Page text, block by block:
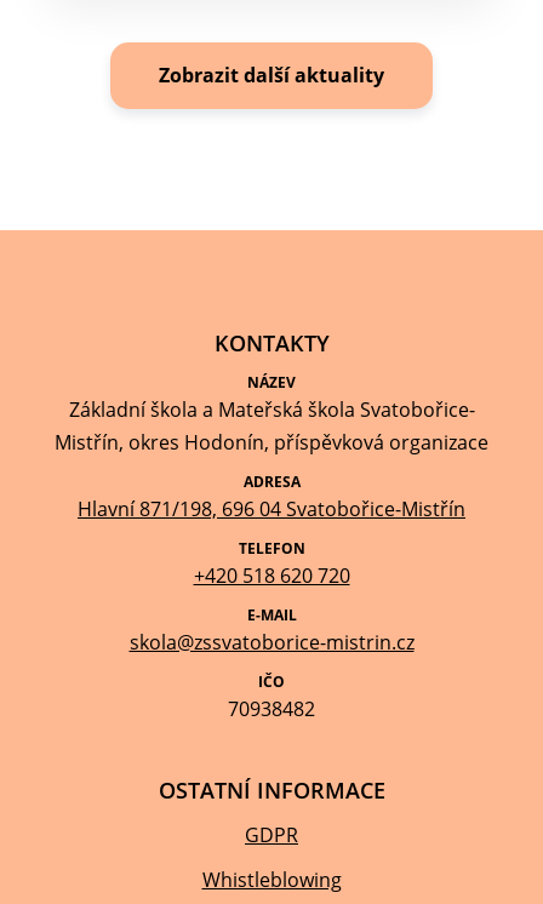
Zobrazit další aktuality
KONTAKTY
NÁZEV
Základní škola a Mateřská škola Svatobořice-
Mistřín, okres Hodonín, příspěvková organizace
ADRESA
Hlavní 871/198, 696 04 Svatobořice-Mistřín
TELEFON
+420 518 620 720
E-MAIL
skola@zssvatoborice-mistrin.cz
IČO
70938482
OSTATNÍ INFORMACE
GDPR
Whistleblowing